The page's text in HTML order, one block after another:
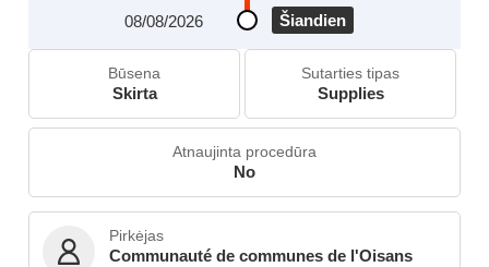
Šiandien
08/08/2026
Būsena
Skirta
Sutarties tipas
Supplies
Atnaujinta procedūra
No
Pirkėjas
Communauté de communes de l'Oisans